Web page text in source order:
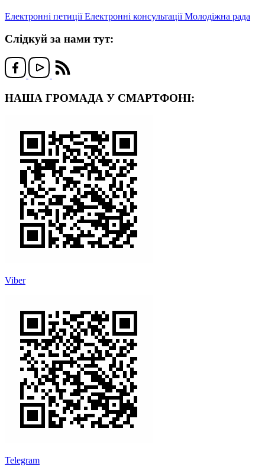
Електронні петиціїЕлектронні консультаціїМолодіжна рада
Слідкуй за нами тут:
НАША ГРОМАДА У СМАРТФОНІ:
Viber
Telegram